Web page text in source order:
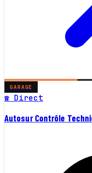
GARAGE
☎ Direct
Autosur Contrôle